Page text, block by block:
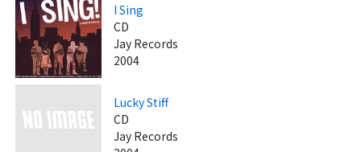
I Sing
CD
Jay Records
2004
Lucky Stiff
CD
Jay Records